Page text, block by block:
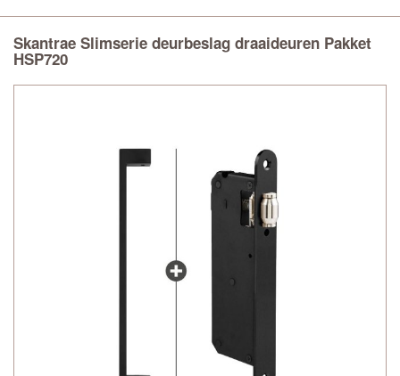
Skantrae Slimserie deurbeslag draaideuren Pakket
HSP720